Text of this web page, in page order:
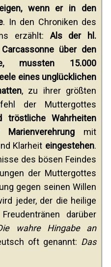
wenn er in den
. In den Chroniken des
erzählt: Als der hl.
über den
mussten 15.000
eines unglücklichen
, zu ihrer größten
der Muttergottes
tröstliche Wahrheiten
mit
Klarheit eingestehen.
des bösen Feindes
der Muttergottes
gegen seinen Willen
jeder, der die heilige
darüber
wahre Hingabe an
oft genannt: Das